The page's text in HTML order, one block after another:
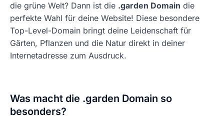
die grüne Welt? Dann ist die .garden Domain die
perfekte Wahl für deine Website! Diese besondere
Top-Level-Domain bringt deine Leidenschaft für
Gärten, Pflanzen und die Natur direkt in deiner
Internetadresse zum Ausdruck.
Was macht die .garden Domain so
besonders?